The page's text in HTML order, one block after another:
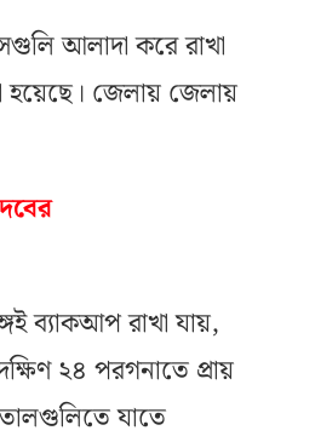
আলাদা করে রাখা
হয়েছে। জেলায় জেলায়
ব্যাকআপ রাখা যায়,
২৪ পরগনাতে প্রায়
যাতে